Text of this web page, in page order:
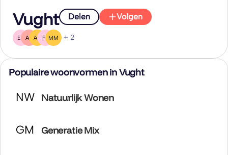
Vught Delen Volgen
EG AK AB FB MM + 2
Populaire woonvormen in Vught
NW Natuurlijk Wonen
GM Generatie Mix